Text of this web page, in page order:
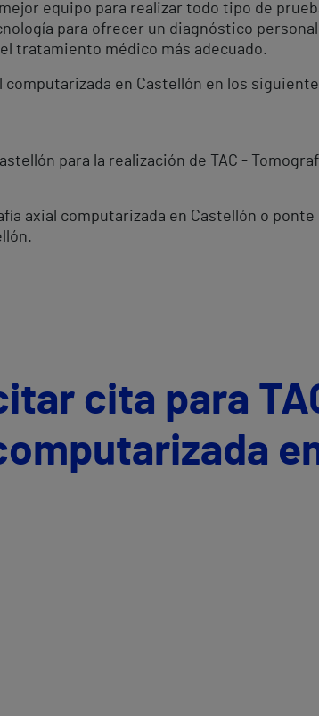
equipo para realizar todo tipo de
para ofrecer un diagnóstico
tratamiento médico más adecuado.
computarizada en Castellón en los
para la realización de TAC -
axial computarizada en Castellón o
cita para